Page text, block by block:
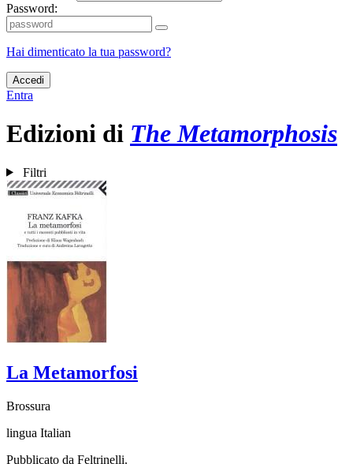
Password:
Hai dimenticato la tua password?
Accedi
Entra
Edizioni di The Metamorphosis
Filtri
La Metamorfosi
Brossura
lingua Italian
Pubblicato da Feltrinelli.